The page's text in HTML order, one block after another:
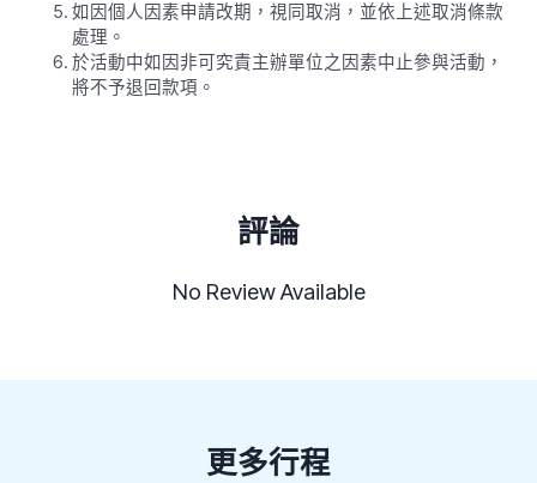
如因個人因素申請改期，視同取消，並依上述取消條款
處理。
於活動中如因非可究責主辦單位之因素中止參與活動，
將不予退回款項。
評論
No Review Available
更多行程